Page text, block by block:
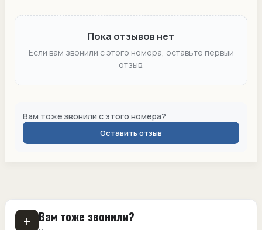
Пока отзывов нет
Если вам звонили с этого номера, оставьте первый
отзыв.
Вам тоже звонили с этого номера?
Оставить отзыв
+ Вам тоже звонили?